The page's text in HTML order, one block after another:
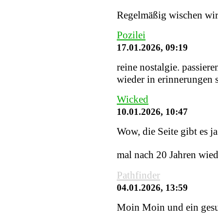
Regelmäßig wischen
Pozilei
17.01.2026, 09:19
reine nostalgie.
wieder in erinnerungen
Wicked
10.01.2026, 10:47
Wow, die Seite gibt es
mal nach 20 Jahren
Pathfinder
04.01.2026, 13:59
Moin Moin und ein